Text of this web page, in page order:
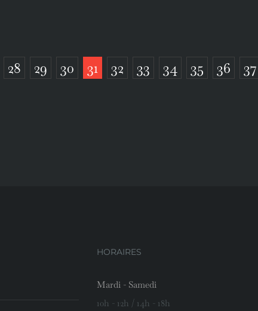
28 29 30 31 32 33 34 35 36 37
HORAIRES
Mardi - Samedi
10h - 12h / 14h - 18h